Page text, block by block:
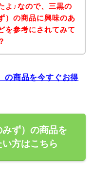
よ♪なので、三黒の
）の商品に興味のあ
を参考にされてみて
の商品を今すぐお得
ず）の商品を
方はこちら